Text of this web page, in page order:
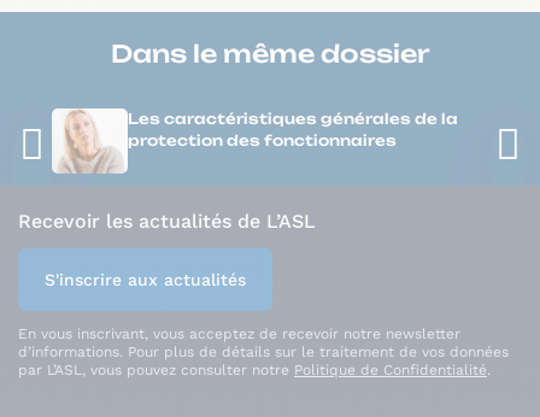
Dans le même dossier
Les caractéristiques générales de la
protection des fonctionnaires
Recevoir les actualités de L’ASL
S'inscrire aux actualités
En vous inscrivant, vous acceptez de recevoir notre newsletter
d’informations. Pour plus de détails sur le traitement de vos données
par L’ASL, vous pouvez consulter notre Politique de Confidentialité.